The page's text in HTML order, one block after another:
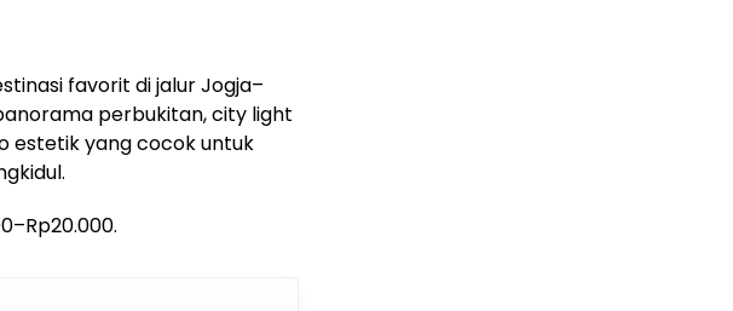
favorit di jalur Jogja–
perbukitan, city light
estetik yang cocok untuk